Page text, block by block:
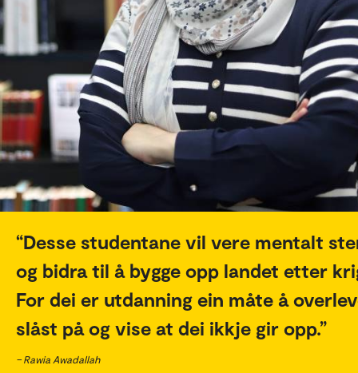
Desse studentane vil vere mentalt
og bidra til å bygge opp landet etter
For dei er utdanning ein måte å
slåst på og vise at dei ikkje gir opp.
– Rawia Awadallah